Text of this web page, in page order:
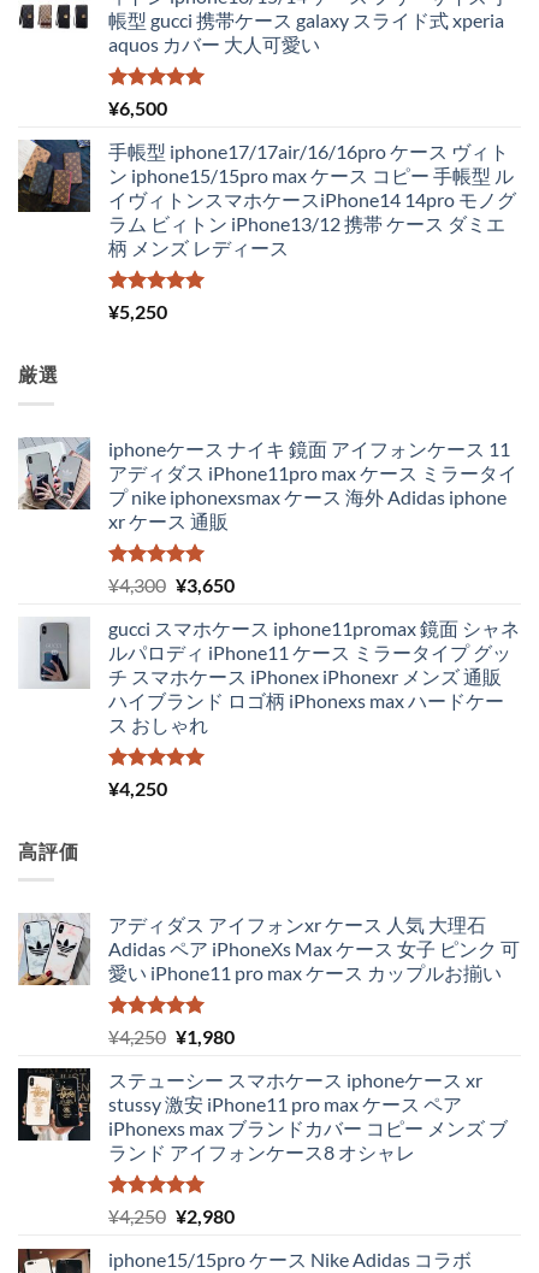
帳型 gucci 携帯ケース galaxy スライド式 xperia
aquos カバー 大人可愛い
5段階中
5.00
¥6,500
手帳型 iphone17/17air/16/16pro ケース ヴィト
ン iphone15/15pro max ケース コピー 手帳型 ル
イヴィトンスマホケースiPhone14 14pro モノグ
ラム ビィトン iPhone13/12 携帯 ケース ダミエ
柄 メンズ レディース
5段階中
5.00
¥5,250
厳選
iphoneケース ナイキ 鏡面 アイフォンケース 11
アディダス iPhone11pro max ケース ミラータイ
プ nike iphonexsmax ケース 海外 Adidas iphone
xr ケース 通販
5段階中
5.00
の評価
¥4,300 元
価
格
は
¥4,300
で
し
¥3,650現
の
価
格
は
gucci スマホケース iphone11promax 鏡面 シャネ
ルパロディ iPhone11 ケース ミラータイプ グッ
チ スマホケース iPhonex iPhonexr メンズ 通販
ハイブランド ロゴ柄 iPhonexs max ハードケー
ス おしゃれ
5段階中
5.00
¥4,250
高評価
アディダス アイフォンxr ケース 人気 大理石
Adidas ペア iPhoneXs Max ケース 女子 ピンク 可
愛い iPhone11 pro max ケース カップルお揃い
5段階中
5.00
の評価
¥4,250 元
価
格
は
¥4,250
で
し
¥1,980現
の
価
格
は
で
ステューシー スマホケース iphoneケース xr
stussy 激安 iPhone11 pro max ケース ペア
iPhonexs max ブランドカバー コピー メンズ ブ
ランド アイフォンケース8 オシャレ
5段階中
5.00
の評価
¥4,250 元
価
¥2,980現
の
iphone15/15pro ケース Nike Adidas コラボ